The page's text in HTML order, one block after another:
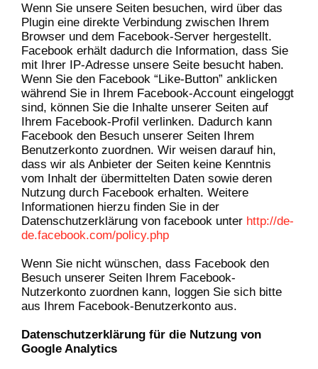
Wenn Sie unsere Seiten besuchen, wird über das
Plugin eine direkte Verbindung zwischen Ihrem
Browser und dem Facebook-Server hergestellt.
Facebook erhält dadurch die Information, dass Sie
mit Ihrer IP-Adresse unsere Seite besucht haben.
Wenn Sie den Facebook “Like-Button” anklicken
während Sie in Ihrem Facebook-Account eingeloggt
sind, können Sie die Inhalte unserer Seiten auf
Ihrem Facebook-Profil verlinken. Dadurch kann
Facebook den Besuch unserer Seiten Ihrem
Benutzerkonto zuordnen. Wir weisen darauf hin,
dass wir als Anbieter der Seiten keine Kenntnis
vom Inhalt der übermittelten Daten sowie deren
Nutzung durch Facebook erhalten. Weitere
Informationen hierzu finden Sie in der
Datenschutzerklärung von facebook unter http://de-
de.facebook.com/policy.php
Wenn Sie nicht wünschen, dass Facebook den
Besuch unserer Seiten Ihrem Facebook-
Nutzerkonto zuordnen kann, loggen Sie sich bitte
aus Ihrem Facebook-Benutzerkonto aus.
Datenschutzerklärung für die Nutzung von
Google Analytics